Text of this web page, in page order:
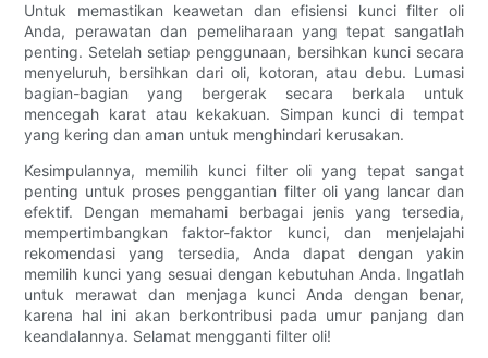
Untuk memastikan keawetan dan efisiensi kunci filter oli
Anda, perawatan dan pemeliharaan yang tepat sangatlah
penting. Setelah setiap penggunaan, bersihkan kunci secara
menyeluruh, bersihkan dari oli, kotoran, atau debu. Lumasi
bagian-bagian yang bergerak secara berkala untuk
mencegah karat atau kekakuan. Simpan kunci di tempat
yang kering dan aman untuk menghindari kerusakan.
Kesimpulannya, memilih kunci filter oli yang tepat sangat
penting untuk proses penggantian filter oli yang lancar dan
efektif. Dengan memahami berbagai jenis yang tersedia,
mempertimbangkan faktor-faktor kunci, dan menjelajahi
rekomendasi yang tersedia, Anda dapat dengan yakin
memilih kunci yang sesuai dengan kebutuhan Anda. Ingatlah
untuk merawat dan menjaga kunci Anda dengan benar,
karena hal ini akan berkontribusi pada umur panjang dan
keandalannya. Selamat mengganti filter oli!